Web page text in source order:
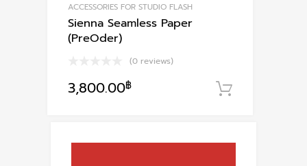
ACCESSORIES FOR STUDIO FLASH
Sienna Seamless Paper
(PreOder)
(0 reviews)
3,800.00฿